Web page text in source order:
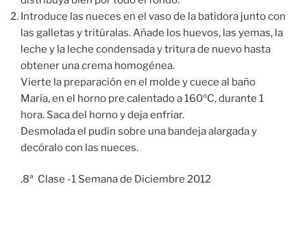
Introduce las nueces en el vaso de la batidora junto con
las galletas y tritúralas. Añade los huevos, las yemas, la
leche y la leche condensada y tritura de nuevo hasta
obtener una crema homogénea.
Vierte la preparación en el molde y cuece al baño
María, en el horno pre calentado a 160ºC, durante 1
hora. Saca del horno y deja enfriar.
Desmolada el pudin sobre una bandeja alargada y
decóralo con las nueces.
.8ª Clase -1 Semana de Diciembre 2012